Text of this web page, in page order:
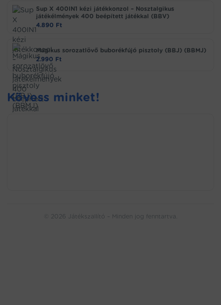
Sup X 400IN1 kézi játékkonzol – Nosztalgikus
játékélmények 400 beépített játékkal (BBV)
4.890 Ft
Mágikus sorozatlövő buborékfújó pisztoly (BBJ) (BBMJ)
2.990 Ft
Kövess minket!
© 2026 Játékszallító – Minden jog fenntartva.